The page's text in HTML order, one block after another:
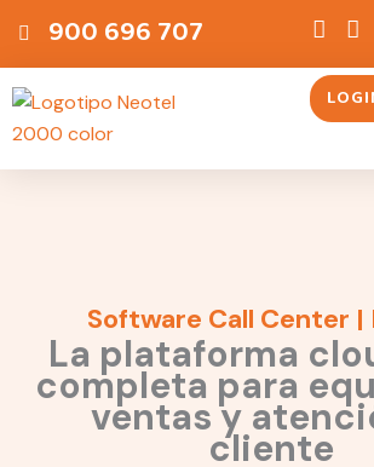
900 696 707
Software Call Center |
La plataforma
completa para
ventas y
cliente